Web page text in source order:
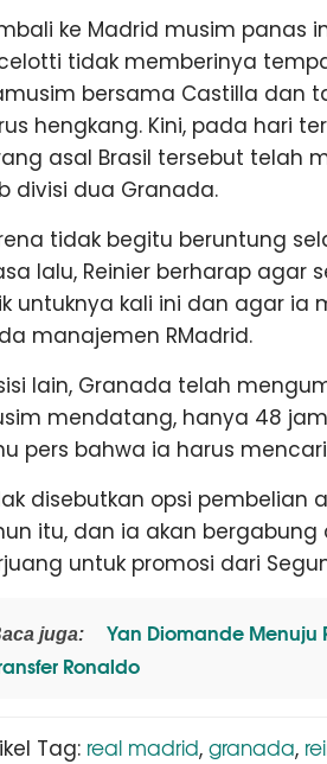
ke Madrid musim panas
tidak memberinya
bersama Castilla dan
hengkang. Kini, pada hari
asal Brasil tersebut telah
divisi dua Granada.
tidak begitu beruntung
lalu, Reinier berharap agar
untuknya kali ini dan agar ia
manajemen RMadrid.
lain, Granada telah
mendatang, hanya 48
pers bahwa ia harus
disebutkan opsi pembelian
itu, dan ia akan bergabung
untuk promosi dari
juga:
Yan Diomande Menuju
Ronaldo
Tag: real madrid, granada,